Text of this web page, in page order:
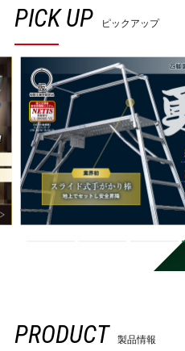
PICK UP ピックアップ
PRODUCT 製品情報